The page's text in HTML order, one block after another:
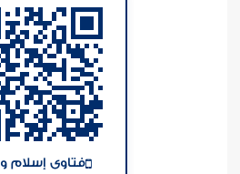
فتاوى إسلام